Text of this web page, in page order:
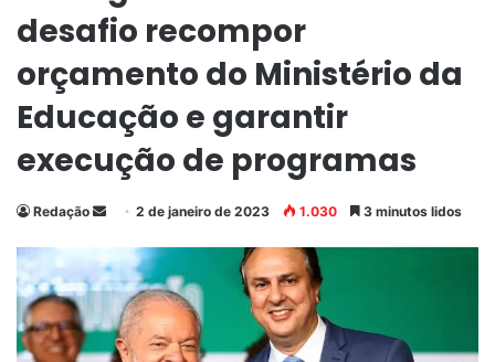
desafio recompor
orçamento do Ministério da
Educação e garantir
execução de programas
Redação
n
d
e
2 de janeiro de 2023 1.030 3 minutos lidos